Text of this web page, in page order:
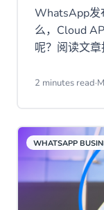
WhatsApp发
么，Cloud
呢？阅读文章
2 minutes read·
WHATSAPP